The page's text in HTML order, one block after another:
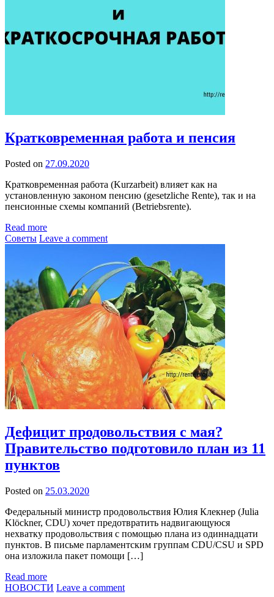
Кратковременная работа и пенсия
Posted on 27.09.2020
Кратковременная работа (Kurzarbeit) влияет как на
установленную законом пенсию (gesetzliche Rente), так и на
пенсионные схемы компаний (Betriebsrente).
Read more
Советы Leave a comment
Дефицит продовольствия с мая?
Правительство подготовило план из 11
пунктов
Posted on 25.03.2020
Федеральный министр продовольствия Юлия Клекнер (Julia
Klöckner, CDU) хочет предотвратить надвигающуюся
нехватку продовольствия с помощью плана из одиннадцати
пунктов. В письме парламентским группам CDU/CSU и SPD
она изложила пакет помощи […]
Read more
НОВОСТИ Leave a comment